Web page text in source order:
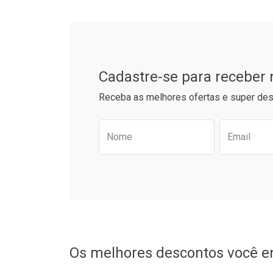
Cadastre-se para receber
Receba as melhores ofertas e super
Preencha o formulário
Nome Email
Os melhores descontos você